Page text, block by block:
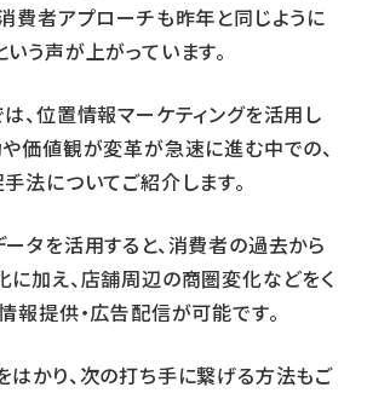
費者アプローチも昨年と同じように
う声が上がっています。
、位置情報マーケティングを活用し
価値観が変革が急速に進む中での、
法についてご紹介します。
タを活用すると、消費者の過去から
加え、店舗周辺の商圏変化などをく
報提供・広告配信が可能です。
かり、次の打ち手に繋げる方法もご